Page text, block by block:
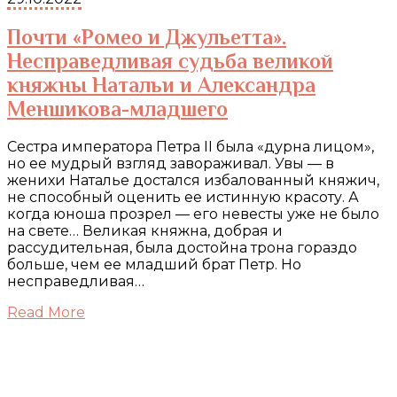
Почти «Ромео и Джульетта».
Несправедливая судьба великой
княжны Натальи и Александра
Меншикова-младшего
Сестра императора Петра II была «дурна лицом»,
но ее мудрый взгляд завораживал. Увы — в
женихи Наталье достался избалованный княжич,
не способный оценить ее истинную красоту. А
когда юноша прозрел — его невесты уже не было
на свете… Великая княжна, добрая и
рассудительная, была достойна трона гораздо
больше, чем ее младший брат Петр. Но
несправедливая…
Read More